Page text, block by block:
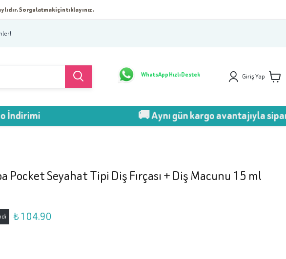
Sorgulatmak için tıklayınız.
WhatsApp Hızlı Destek Giriş Yap
🚚 Aynı gün kargo avantajıyla sipariş ver!
Pocket Seyahat Tipi Diş Fırçası + Diş Macunu 15 ml
₺ 104.90